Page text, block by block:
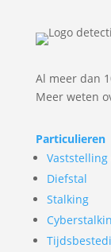
Al meer dan
Meer weten
Particulieren
Vaststelling
Diefstal
Stalking